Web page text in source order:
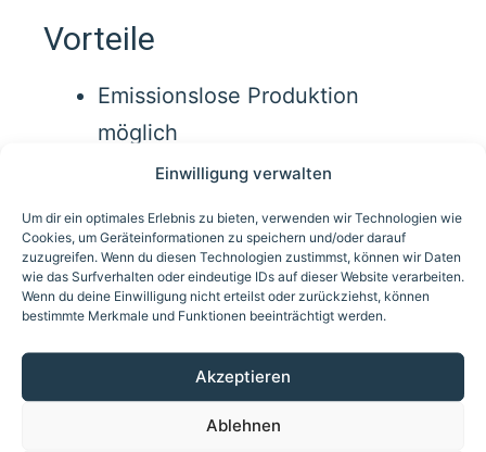
Einwilligung verwalten
Um dir ein optimales Erlebnis zu bieten, verwenden wir Technologien wie
Cookies, um Geräteinformationen zu speichern und/oder darauf
zuzugreifen. Wenn du diesen Technologien zustimmst, können wir Daten
wie das Surfverhalten oder eindeutige IDs auf dieser Website verarbeiten.
Wenn du deine Einwilligung nicht erteilst oder zurückziehst, können
bestimmte Merkmale und Funktionen beeinträchtigt werden.
Akzeptieren
Ablehnen
Vorteile
Emissionslose Produktion
möglich
Kompakte Bauweise
Integration in bestehende
Systeme möglich
Stufenlos regelbar
Typische Anwendungen
Reaktoren und